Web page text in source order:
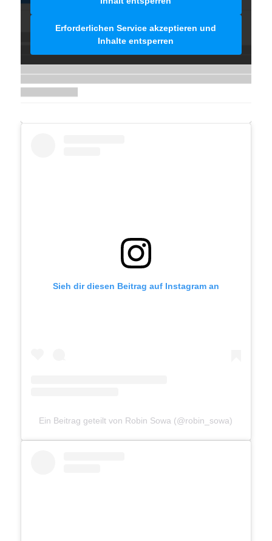
Erforderlichen Service akzeptieren und
Inhalte entsperren
Sieh dir diesen Beitrag auf Instagram an
Ein Beitrag geteilt von Robin Sowa (@robin_sowa)